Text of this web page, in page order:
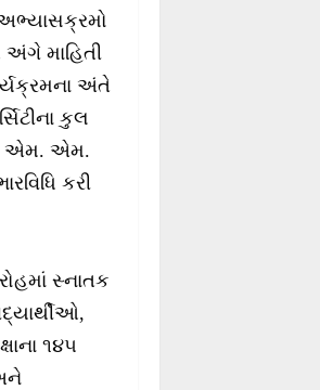
અભ્યાસક્રમો
માહિતી
અંતે
કુલ
એમ. એમ.
કરી
સ્નાતક
૧૪૫